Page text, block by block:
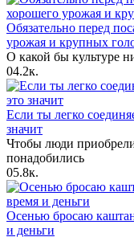
Обязательно перед
урожая и крупных
О какой бы культуре
04.2к.
Если ты легко
значит
Чтобы люди
понадобились
05.8к.
Осенью бросаю
и деньги